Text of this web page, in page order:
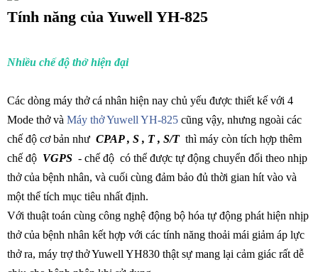
Tính năng của Yuwell YH-825
Nhiều chế độ thở hiện đại
Các dòng máy thở cá nhân hiện nay chủ yếu được thiết kế với 4
Mode thở và Máy thở Yuwell YH-825 cũng vậy, nhưng ngoài các
chế độ cơ bản như CPAP , S , T , S/T thì máy còn tích hợp thêm
chế độ VGPS - chế độ có thể được tự động chuyển đổi theo nhịp
thở của bệnh nhân, và cuối cùng đảm bảo đủ thời gian hít vào và
một thể tích mục tiêu nhất định.
Với thuật toán cùng công nghệ động bộ hóa tự động phát hiện nhịp
thở của bệnh nhân kết hợp với các tính năng thoải mái giảm áp lực
thở ra, máy trợ thở Yuwell YH830 thật sự mang lại cảm giác rất dễ